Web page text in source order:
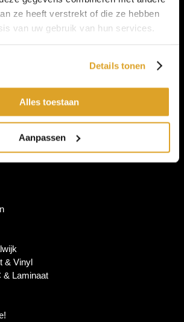
ze heeft verstrekt of die ze hebben
van uw gebruik van hun services.
Details tonen
Alles toestaan
Aanpassen
(optie 5)
& Vinyl
& Laminaat